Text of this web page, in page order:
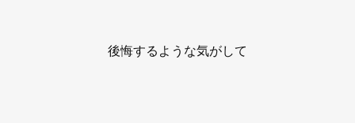
後悔するような気がして